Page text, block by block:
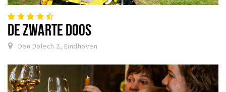
DE ZWARTE DOOS
Den Dolech 2, Eindhoven